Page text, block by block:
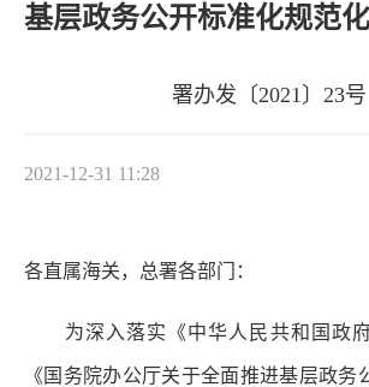
基层政务公开标准化规范
署办发〔2021〕23号
2021-12-31 11:28
各直属海关，总署各部门：
为深入落实《中华人民共和国政府
《国务院办公厅关于全面推进基层政务